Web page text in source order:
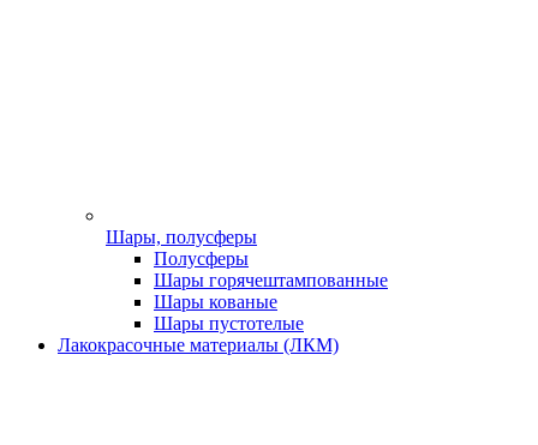
Шары, полусферы
Полусферы
Шары горячештампованные
Шары кованые
Шары пустотелые
Лакокрасочные материалы (ЛКМ)